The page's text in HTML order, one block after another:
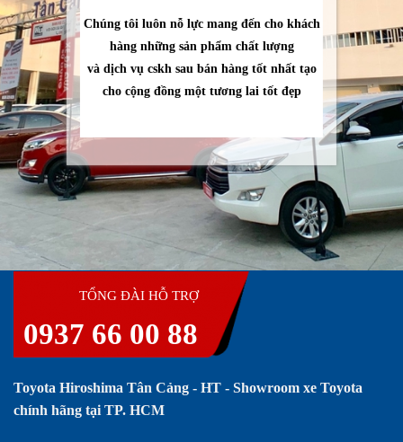
Chúng tôi luôn nỗ lực mang đến cho khách
hàng những sản phẩm chất lượng
và dịch vụ cskh sau bán hàng tốt nhất tạo
cho cộng đồng một tương lai tốt đẹp
TỔNG ĐÀI HỖ TRỢ
0937 66 00 88
Toyota Hiroshima Tân Cảng - HT - Showroom xe Toyota
chính hãng tại TP. HCM